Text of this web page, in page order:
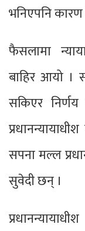
भनिएपनि कारण
फैसलामा
बाहिर आयो
सकिएर
सपना मल्ल
सुवेदी छन् ।